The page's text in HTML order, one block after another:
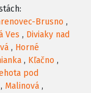
Brusno ,
Ves , Diviaky nad
, Horné
, Kľačno ,
pod
, Malinová ,